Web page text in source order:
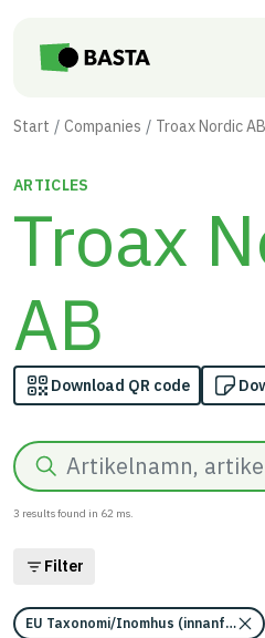
Start Companies Troax Nordic AB
ARTICLES
Troax
AB
Download QR code
Search
3 results found in 62 ms.
Filter
EU Taxonomi/Inomhus (innanför